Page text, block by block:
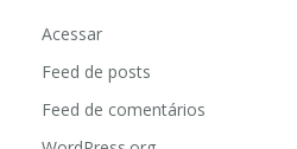
Acessar
Feed de posts
Feed de comentários